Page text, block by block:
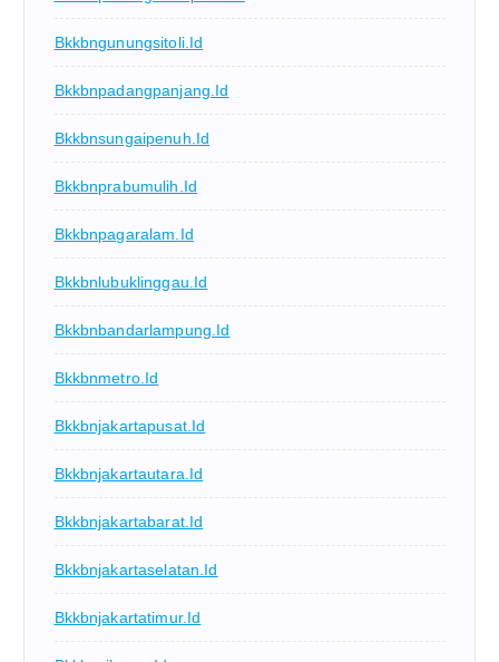
Bkkbngunungsitoli.id
Bkkbnpadangpanjang.id
Bkkbnsungaipenuh.id
Bkkbnprabumulih.id
Bkkbnpagaralam.id
Bkkbnlubuklinggau.id
Bkkbnbandarlampung.id
Bkkbnmetro.id
Bkkbnjakartapusat.id
Bkkbnjakartautara.id
Bkkbnjakartabarat.id
Bkkbnjakartaselatan.id
Bkkbnjakartatimur.id